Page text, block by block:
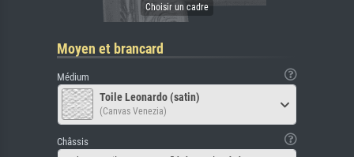
Moyen et brancard
Médium
Toile Leonardo (satin)
(Canvas Venezia)
Châssis